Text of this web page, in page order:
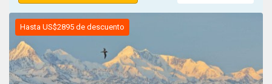
Hasta US$2895 de descuento